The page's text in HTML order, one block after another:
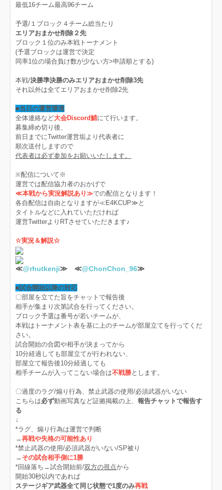
最低16チーム最高96チーム
予選/１ブロック４チーム総当たり
エリアおまかせ削除２先
ブロック１位のみ本戦トーナメント
(予選ブロックは運営で決定
同率1位の場合負け数が少ない方>申請順とする)
本戦/決勝準決勝のみエリアおまかせ削除3先
それ以外は全てエリアおまかせ削除2先
■当日の運営環境
全体連絡など大会Discord鯖にて行います。
募集締め切り後、
前日までにTwitter運営垢より代表者に
順次送付しますので
代表者は必ず参加をお願いいたします。
※配信について※
運営では配信協力者のおかげで
≪本戦から実況解説あり≫での配信となります！
各自配信は自由となりますが≪E4KCUP≫と
タイトルなどに入れていただければ
運営TwitterよりRTさせていただきます♪
☆実況＆解説☆
≪@rhutkenji≫ ≪@ChonChon_96≫
■試合開始以降の対応
〇部屋を立てた旨をチャットで報告後
相手が集まり次第試合を行ってください。
ブロック予選は番号が若いチームが、
本戦はトーナメント表を基に上のチームが部屋立てを行ってくだ
さい。
試合開始の合図や相手が決まってから
10分経過しても部屋立てが行われない、
部屋立て報告後10分経過しても
相手チームが入ってこない場合は不戦勝とします。
〇過度のラグ/煽り行為、禁止武器の使用/必須武器がいない
こちらは必ず動画写真など証拠掲載の上、 報告チャットで報告す
る
↓
*ラグ、煽り行為は運営で判断
→再戦や失格の可能性あり
*禁止武器の使用/必須武器がいない/SP被り
→ その試合相手側に1勝
*回線落ち→試合開始前/双方の視点から
開始30秒以内であれば
ステージギア武器全て同じ状態で1度のみ再戦